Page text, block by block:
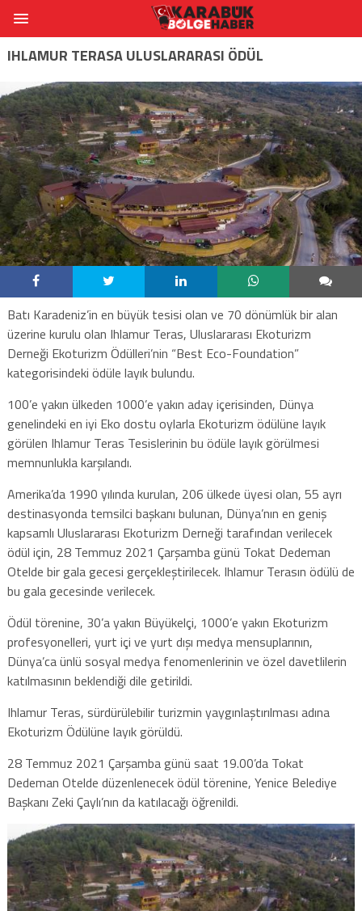
IHLAMUR TERASA ULUSLARARASI ÖDÜL
Batı Karadeniz’in en büyük tesisi olan ve 70 dönümlük bir alan
üzerine kurulu olan Ihlamur Teras, Uluslararası Ekoturizm
Derneği Ekoturizm Ödülleri’nin “Best Eco-Foundation”
kategorisindeki ödüle layık bulundu.
100’e yakın ülkeden 1000’e yakın aday içerisinden, Dünya
genelindeki en iyi Eko dostu oylarla Ekoturizm ödülüne layık
görülen Ihlamur Teras Tesislerinin bu ödüle layık görülmesi
memnunlukla karşılandı.
Amerika’da 1990 yılında kurulan, 206 ülkede üyesi olan, 55 ayrı
destinasyonda temsilci başkanı bulunan, Dünya’nın en geniş
kapsamlı Uluslararası Ekoturizm Derneği tarafından verilecek
ödül için, 28 Temmuz 2021 Çarşamba günü Tokat Dedeman
Otelde bir gala gecesi gerçekleştirilecek. Ihlamur Terasın ödülü de
bu gala gecesinde verilecek.
Ödül törenine, 30’a yakın Büyükelçi, 1000’e yakın Ekoturizm
profesyonelleri, yurt içi ve yurt dışı medya mensuplarının,
Dünya’ca ünlü sosyal medya fenomenlerinin ve özel davetlilerin
katılmasının beklendiği dile getirildi.
Ihlamur Teras, sürdürülebilir turizmin yaygınlaştırılması adına
Ekoturizm Ödülüne layık görüldü.
28 Temmuz 2021 Çarşamba günü saat 19.00’da Tokat
Dedeman Otelde düzenlenecek ödül törenine, Yenice Belediye
Başkanı Zeki Çaylı’nın da katılacağı öğrenildi.